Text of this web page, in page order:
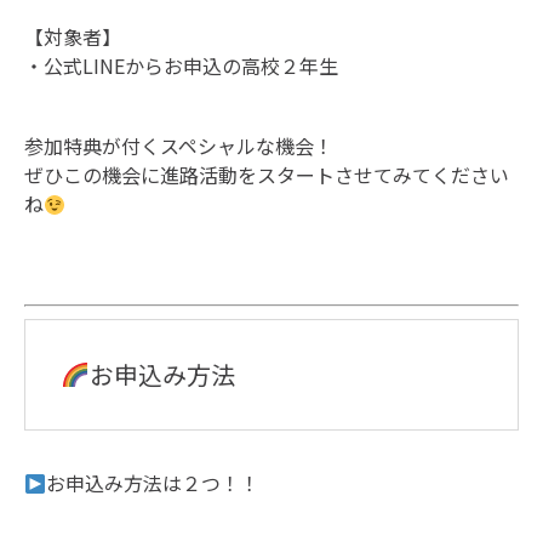
【対象者】
・公式LINEからお申込の高校２年生
参加特典が付くスペシャルな機会！
ぜひこの機会に進路活動をスタートさせてみてください
ね
お申込み方法
お申込み方法は２つ！！